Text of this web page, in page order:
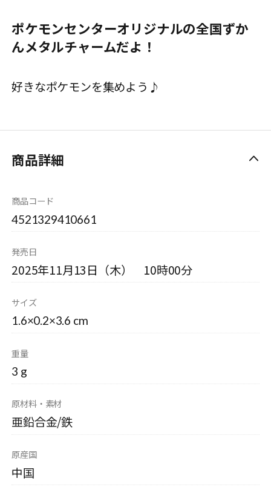
ポケモンセンターオリジナルの全国ずか
んメタルチャームだよ！
好きなポケモンを集めよう♪
商品詳細
商品コード
4521329410661
発売日
2025年11月13日（木） 10時00分
サイズ
1.6×0.2×3.6 cm
重量
3 g
原材料・素材
亜鉛合金/鉄
原産国
中国